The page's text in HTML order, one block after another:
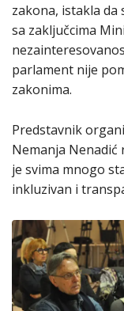
zakona, istakla da
sa zaključcima
parlament nije
zakonima.
Predstavnik
Nemanja Nenadić
je svima mnogo
inkluzivan i